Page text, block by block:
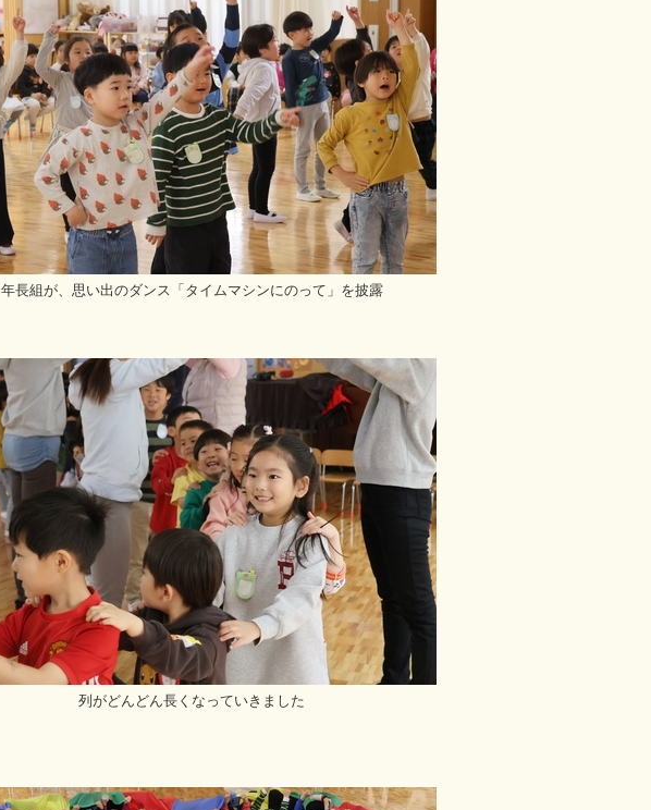
年長組が、思い出のダンス「タイムマシンにのって」を披露
列がどんどん長くなっていきました